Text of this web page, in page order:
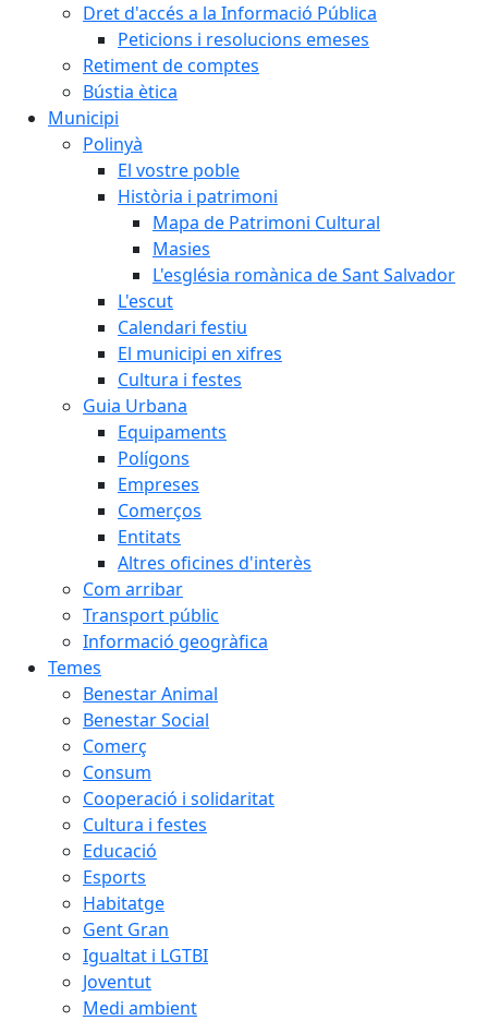
Dret d'accés a la Informació Pública
Peticions i resolucions emeses
Retiment de comptes
Bústia ètica
Municipi
Polinyà
El vostre poble
Història i patrimoni
Mapa de Patrimoni Cultural
Masies
L'església romànica de Sant Salvador
L'escut
Calendari festiu
El municipi en xifres
Cultura i festes
Guia Urbana
Equipaments
Polígons
Empreses
Comerços
Entitats
Altres oficines d'interès
Com arribar
Transport públic
Informació geogràfica
Temes
Benestar Animal
Benestar Social
Comerç
Consum
Cooperació i solidaritat
Cultura i festes
Educació
Esports
Habitatge
Gent Gran
Igualtat i LGTBI
Joventut
Medi ambient